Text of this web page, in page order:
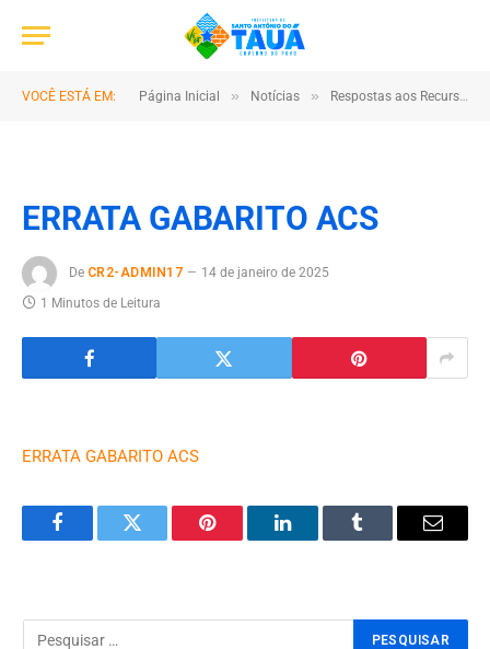
VOCÊ ESTÁ EM: Página Inicial » Notícias » Respostas aos Recursos
ERRATA GABARITO ACS
De CR2-ADMIN17
14 de janeiro de 2025
1 Minutos de Leitura
ERRATA GABARITO ACS
FacebookTwitter Pinterest LinkedInTumblr Email